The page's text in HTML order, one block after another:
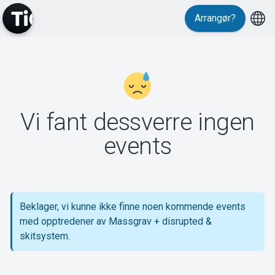
Support
Om Tickster
Arrangør?
Vi fant dessverre ingen
events
Beklager, vi kunne ikke finne noen kommende events
med opptredener av Massgrav + disrupted &
skitsystem.